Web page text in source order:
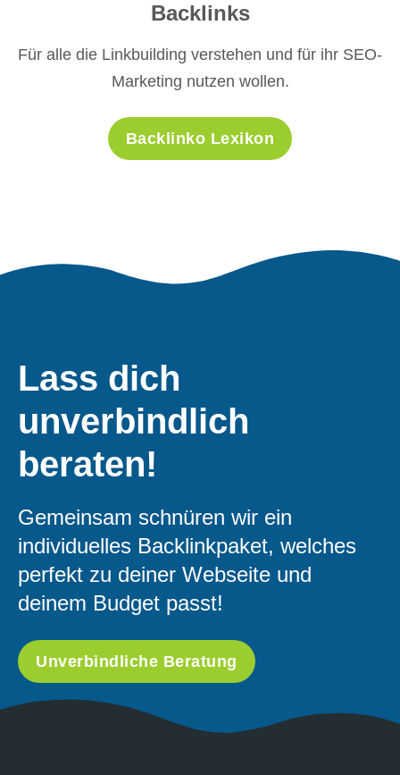
Backlinks
Für alle die Linkbuilding verstehen und für ihr SEO-
Marketing nutzen wollen.
Backlinko Lexikon
Lass dich
unverbindlich
beraten!
Gemeinsam schnüren wir ein
individuelles Backlinkpaket, welches
perfekt zu deiner Webseite und
deinem Budget passt!
Unverbindliche Beratung